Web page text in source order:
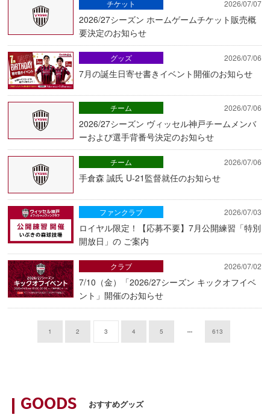
2026/07/07
2026/27シーズン ホームゲームチケット販売概
要決定のお知らせ
チケット
2026/07/06
7月の誕生日寄せ書きイベント開催のお知らせ
グッズ
2026/07/06
2026/27シーズン ヴィッセル神戸チームメンバ
ーおよび選手背番号決定のお知らせ
チーム
2026/07/06
手倉森 誠氏 U-21監督就任のお知らせ
チーム
2026/07/03
ロイヤル限定！【応募不要】7月公開練習「特別
開放日」の ご案内
ファンクラブ
2026/07/02
7/10（金）「2026/27シーズン キックオフイベ
ント」開催のお知らせ
クラブ
1 2 3 4 5 613
GOODS おすすめグッズ